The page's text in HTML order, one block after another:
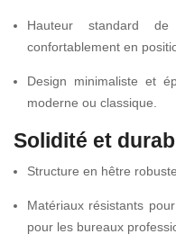
Hauteur standard
confortablement en
Design minimaliste et
moderne ou classique.
Solidité et
Structure en hêtre
Matériaux résistants
pour les bureaux